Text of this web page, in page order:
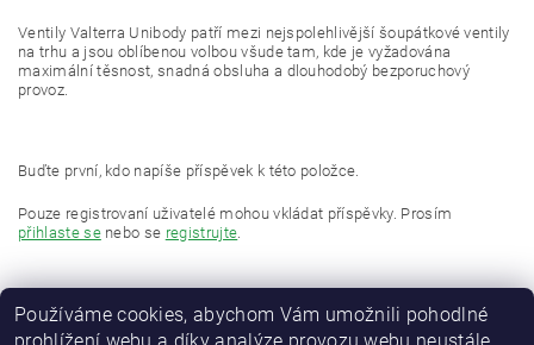
Ventily Valterra Unibody patří mezi nejspolehlivější šoupátkové ventily
na trhu a jsou oblíbenou volbou všude tam, kde je vyžadována
maximální těsnost, snadná obsluha a dlouhodobý bezporuchový
provoz.
Buďte první, kdo napíše příspěvek k této položce.
Pouze registrovaní uživatelé mohou vkládat příspěvky. Prosím
přihlaste senebo se registrujte
Používáme cookies, abychom Vám umožnili pohodlné